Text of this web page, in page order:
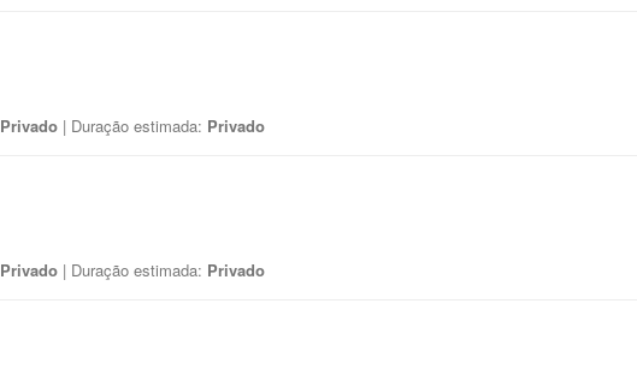
Privado | Duração estimada: Privado
Privado | Duração estimada: Privado